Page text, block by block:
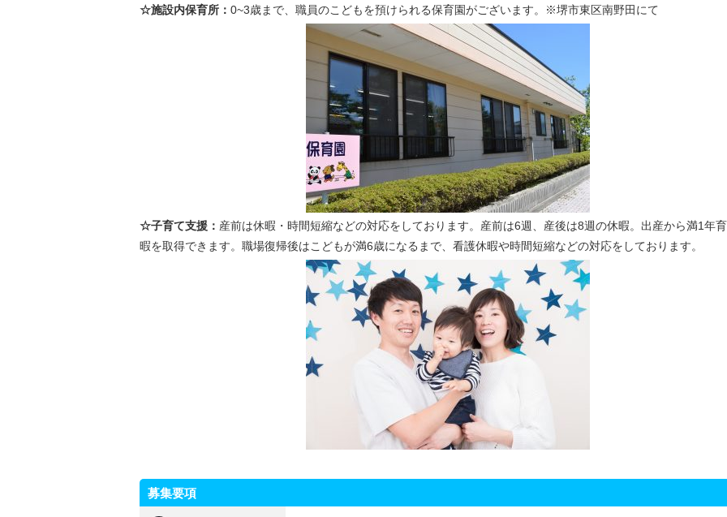
☆施設内保育所： 0~3歳まで、職員のこどもを預けられる保育園がございます。※堺市東区南野田にて
☆子育て支援： 産前は休暇・時間短縮などの対応をしております。産前は6週、産後は8週の休暇。出産から満1年
暇を取得できます。職場復帰後はこどもが満6歳になるまで、看護休暇や時間短縮などの対応をしております。
募集要項